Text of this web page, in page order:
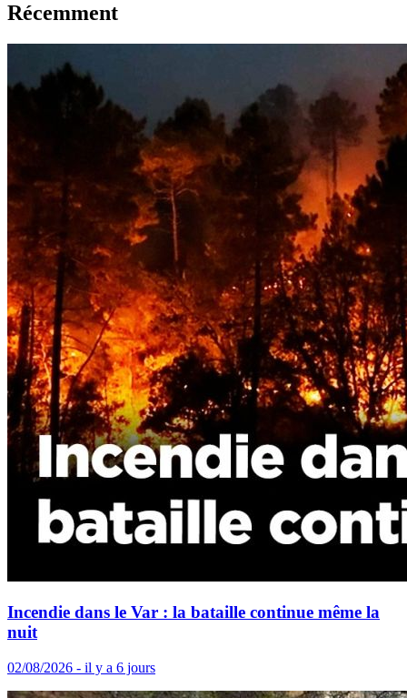
Récemment
Incendie dans le Var : la bataille continue même la
nuit
02/08/2026 - il y a 6 jours